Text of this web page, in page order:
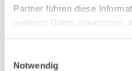
Partner führen diese
weiteren Daten zusammen,
Notwendig